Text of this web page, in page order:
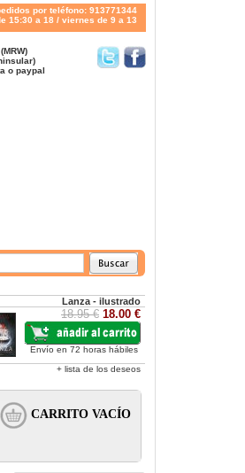
por teléfono: 913771344
15:30 a 18 / viernes de 9 a 13
o paypal
Lanza - ilustrado
18.95 € 18.00 €
Envío en 72 horas hábiles
+ lista de los deseos